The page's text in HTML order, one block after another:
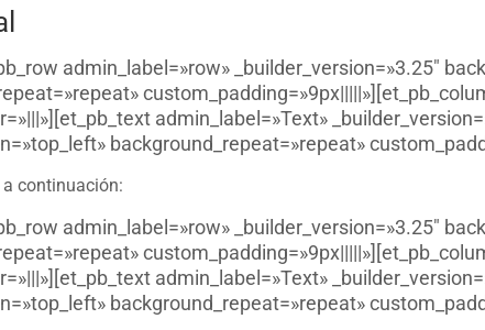
admin_label=»row» _builder_version=»3.25″
admin_label=»Text»
background_repeat=»repeat»
continuación:
admin_label=»row» _builder_version=»3.25″
admin_label=»Text»
background_repeat=»repeat»